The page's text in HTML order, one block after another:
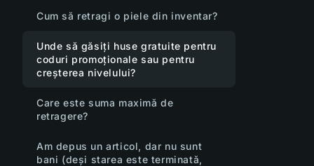
Cum să retragi o piele din inventar?
Unde să găsiți huse gratuite pentru
coduri promoționale sau pentru
creșterea nivelului?
Care este suma maximă de
retragere?
Am depus un articol, dar nu sunt
bani (deși starea este terminată,